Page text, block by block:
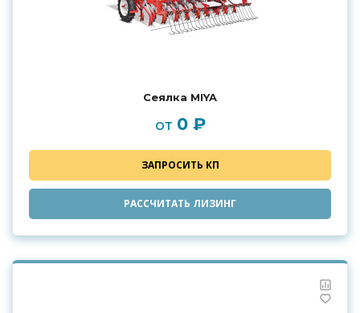
Сеялка MIYA
от 0 ₽
ЗАПРОСИТЬ КП
РАССЧИТАТЬ ЛИЗИНГ